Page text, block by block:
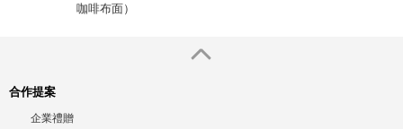
咖啡布面）
合作提案
企業禮贈